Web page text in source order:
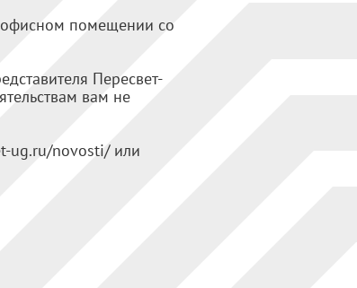
офисном помещении со
Пересвет-
вам не
ug.ru/novosti/ или